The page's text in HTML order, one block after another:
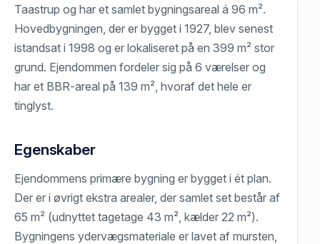
Taastrup og har et samlet bygningsareal á 96 m².
Hovedbygningen, der er bygget i 1927, blev senest
istandsat i 1998 og er lokaliseret på en 399 m² stor
grund. Ejendommen fordeler sig på 6 værelser og
har et BBR-areal på 139 m², hvoraf det hele er
tinglyst.
Egenskaber
Ejendommens primære bygning er bygget i ét plan.
Der er i øvrigt ekstra arealer, der samlet set består af
65 m² (udnyttet tagetage 43 m², kælder 22 m²).
Bygningens ydervægsmateriale er lavet af mursten,